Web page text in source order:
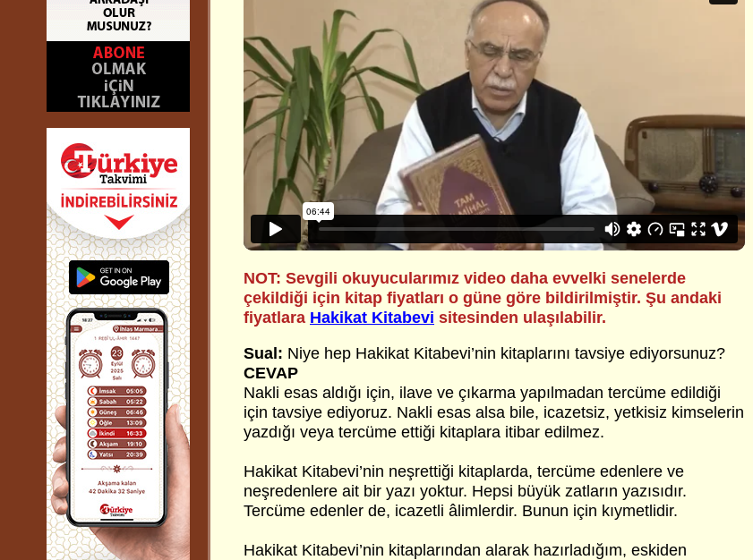
NOT: Sevgili okuyucularımız video daha evvelki senelerde
çekildiği için kitap fiyatları o güne göre bildirilmiştir. Şu andaki
fiyatlara Hakikat Kitabevi sitesinden ulaşılabilir.
Sual: Niye hep Hakikat Kitabevi’nin kitaplarını tavsiye ediyorsunuz?
CEVAP
Nakli esas aldığı için, ilave ve çıkarma yapılmadan tercüme edildiği
için tavsiye ediyoruz. Nakli esas alsa bile, icazetsiz, yetkisiz kimselerin
yazdığı veya tercüme ettiği kitaplara itibar edilmez.
Hakikat Kitabevi’nin neşrettiği kitaplarda, tercüme edenlere ve
neşredenlere ait bir yazı yoktur. Hepsi büyük zatların yazısıdır.
Tercüme edenler de, icazetli âlimlerdir. Bunun için kıymetlidir.
Hakikat Kitabevi’nin kitaplarından alarak hazırladığım, eskiden